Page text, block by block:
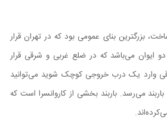
بزرگترین بنای عمومی بود که در تهران قرار
دو ایوان می‌باشد که در ضلع غربی و شرقی قرار
وارد یک درب خروجی کوچک شوید می‌توانید
می‌رسد. باربند بخشی از کاروانسرا است که